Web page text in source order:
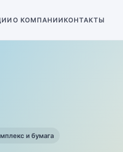
О КОМПАНИИКОНТАКТЫ
и бумага